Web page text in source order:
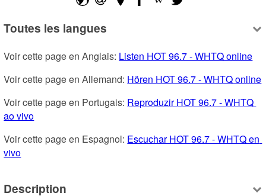
Toutes les langues
Voir cette page en Anglais: Listen HOT 96.7 - WHTQ online
Voir cette page en Allemand: Hören HOT 96.7 - WHTQ online
Voir cette page en Portugais: Reproduzir HOT 96.7 - WHTQ
ao vivo
Voir cette page en Espagnol: Escuchar HOT 96.7 - WHTQ en
vivo
Description